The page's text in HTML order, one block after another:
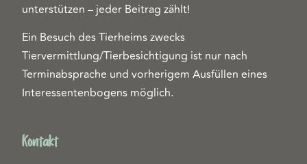
unterstützen – jeder Beitrag zählt!
Ein Besuch des Tierheims zwecks
Tiervermittlung/Tierbesichtigung ist nur nach
Terminabsprache und vorherigem Ausfüllen eines
Interessentenbogens möglich.
Kontakt